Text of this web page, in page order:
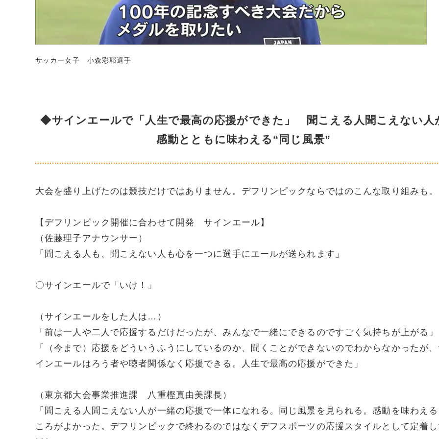
サッカー女子 小森彩耶選手
◆サインエールで「人生で最高の応援ができた」 聞こえる人聞こえない人
感動とともに味わえる“同じ風景”
大会を盛り上げたのは競技だけではありません。デフリンピックならではのこんな取り組みも。
【デフリンピック開催に合わせて開発 サインエール】
（佐藤理子アナウンサー）
「聞こえる人も、聞こえない人も心を一つに選手にエールが送られます」
〇サインエールで「いけ！」
（サインエールをした人は…）
「前は一人や二人で応援するだけだったが、みんなで一緒にできるのですごく気持ちが上がる」
「（今まで）応援をどういうふうにしているのか、聞くことができないのでわからなかったが
インエールはろう者や聴者関係なく応援できる。人生で最高の応援ができた」
（東京都大会事業推進課 八重樫真由美課長）
「聞こえる人聞こえない人が一緒の応援で一体になれる。同じ風景を見られる。感動を味わえ
ころがよかった。デフリンピックで終わるのではなくデフスポーツの応援スタイルとして定着